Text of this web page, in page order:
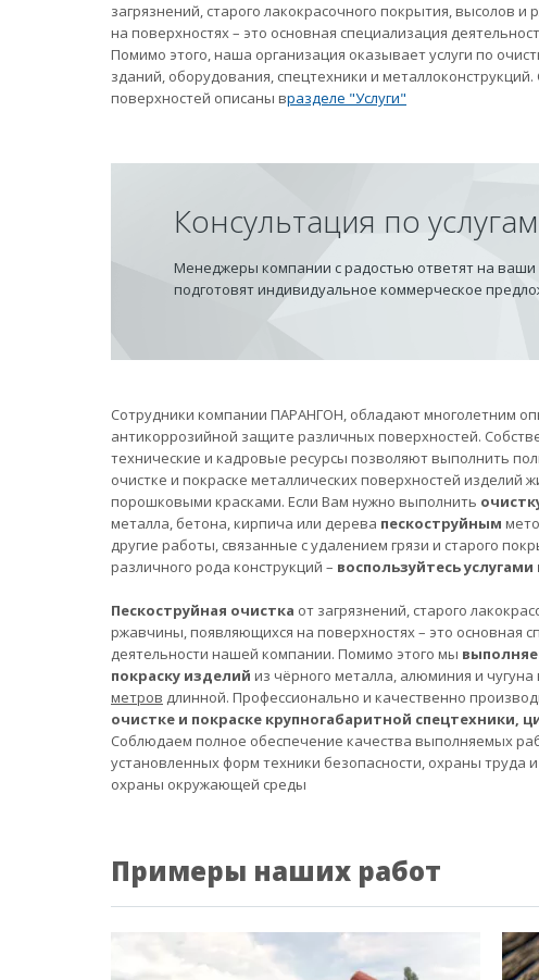
загрязнений, старого лакокрасочного покрытия, высолов
на поверхностях – это основная специализация
Помимо этого, наша организация оказывает услуги по
зданий, оборудования, спецтехники и
поверхностей описаны вразделе "Услуги"
Консультация по услугам
Менеджеры компании с радостью ответят на ваши
подготовят индивидуальное коммерческое
Сотрудники компании ПАРАНГОН, обладают многолетним
антикоррозийной защите различных поверхностей.
технические и кадровые ресурсы позволяют выполнить
очистке и покраске металлических поверхностей изделий
порошковыми красками. Если Вам нужно выполнить
металла, бетона, кирпича или дерева пескоструйным
другие работы, связанные с удалением грязи и старого
различного рода конструкций – воспользуйтесь
Пескоструйная очистка от загрязнений, старого
ржавчины, появляющихся на поверхностях – это основная
деятельности нашей компании. Помимо этого мы
покраску изделий из чёрного металла, алюминия и
метров длинной. Профессионально и качественно
очистке и покраске крупногабаритной спецтехники,
Соблюдаем полное обеспечение качества выполняемых
установленных форм техники безопасности, охраны труда
охраны окружающей среды
Примеры наших работ